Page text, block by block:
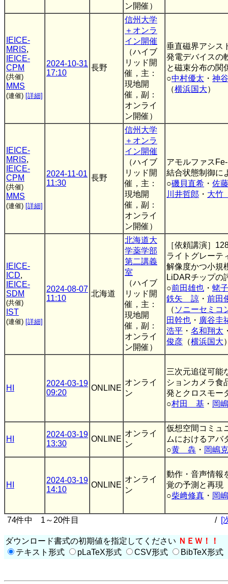
ン開催）
IEICE-
MRIS,
IEICE-
CPM
(共催)
MMS
(連催) [詳細]
2024-10-31
17:10
長野
信州大学
＋オンラ
イン開催
（ハイブ
リッド開
催，主：
現地開
催，副：
オンライ
ン開催）
垂直磁界アシス
発電デバイスの
と磁束分布の関
○中村優太 ・ 神
（横浜国大）
IEICE-
MRIS,
IEICE-
CPM
(共催)
MMS
(連催) [詳細]
2024-11-01
11:30
長野
信州大学
＋オンラ
イン開催
（ハイブ
リッド開
催，主：
現地開
催，副：
オンライ
ン開催）
アモルファス
結合状態制御に
○磯貝直希 ・ 佐
川井哲郎 ・ 大
IEICE-
ICD,
IEICE-
SDM
(共催)
IST
(連催) [詳細]
2024-08-07
11:10
北海道
北海道大
学薬学部
第二講義
室
（ハイブ
リッド開
催，主：
現地開
催，副：
オンライ
ン開催）
［依頼講演］
ライトグレーテ
解像度かつ小規
LiDARチップの
○前田雄也 ・ 蛯
鉄矢 諒 ・ 前田
（ ソニーセミコ
田幹也 ・ 廣谷圭
浩平 ・ 名和翔太
俊彦 （横浜国大
HI
2024-03-19
09:20
ONLINE
オンライ
ン
三次元追従可能
ションカメラ食
発とクロスモー
○村田 基 ・ 岡
HI
2024-03-19
13:30
ONLINE
オンライ
ン
仮想空間コミュ
ムにおけるアバ
○黄 犇 ・ 岡嶋
HI
2024-03-19
14:10
ONLINE
オンライ
ン
動作・音声情報
覚の予測と再現
○柴﨑修真 ・ 岡
74件中 1～20件目 / [
ダウンロード書式の初期値を指定してください ＮＥＷ！！
テキスト形式
pLaTeX形式 CSV形式 BibTeX形式